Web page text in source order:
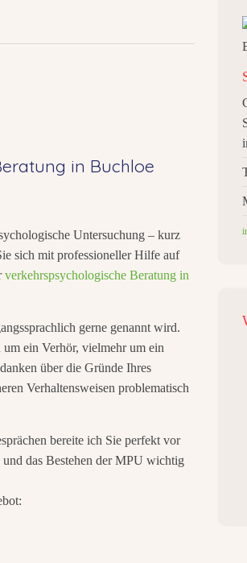
in Buchloe
Untersuchung – kurz
sich mit professioneller Hilfe auf
verkehrspsychologische Beratung in
gerne genannt wird.
ein Verhör, vielmehr um ein
über die Gründe Ihres
Verhaltensweisen problematisch
bereite ich Sie perfekt vor
das Bestehen der MPU wichtig